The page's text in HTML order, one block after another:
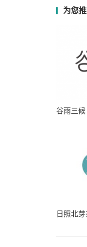
为您
谷雨三候
日照北